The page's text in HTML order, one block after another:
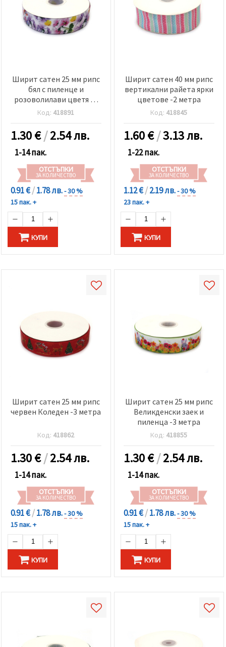
Ширит сатен 25 мм рипс
бял с пиленце и
розоволилави цветя -3
метра
Код: 418891
1.30€/2.54 лв.
1-14 пак.
ОТСТЪПКИ
ЗА КОЛИЧЕСТВО
0.91 €/1.78 лв.- 30 %
15 пак. +
КУПИ
Ширит сатен 40 мм рипс
вертикални райета ярки
цветове -2 метра
Код: 418845
1.60€/3.13 лв.
1-22 пак.
ОТСТЪПКИ
ЗА КОЛИЧЕСТВО
1.12 €/2.19 лв.- 30 %
23 пак. +
КУПИ
Ширит сатен 25 мм рипс
червен Коледен -3 метра
Код: 418862
1.30€/2.54 лв.
1-14 пак.
ОТСТЪПКИ
ЗА КОЛИЧЕСТВО
0.91 €/1.78 лв.- 30 %
15 пак. +
КУПИ
Ширит сатен 25 мм рипс
Великденски заек и
пиленца -3 метра
Код: 418855
1.30€/2.54 лв.
1-14 пак.
ОТСТЪПКИ
ЗА КОЛИЧЕСТВО
0.91 €/1.78 лв.- 30 %
15 пак. +
КУПИ